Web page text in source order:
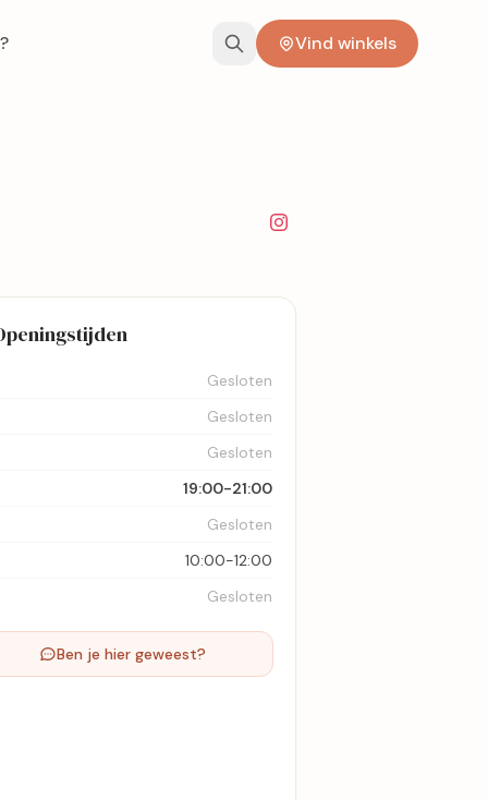
Vind winkels
Gesloten
Gesloten
Gesloten
19:00-21:00
Gesloten
10:00-12:00
Gesloten
Ben je hier geweest?